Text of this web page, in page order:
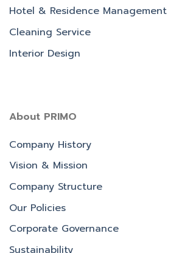
Hotel & Residence Management
Cleaning Service
Interior Design
About PRIMO
Company History
Vision & Mission
Company Structure
Our Policies
Corporate Governance
Sustainability